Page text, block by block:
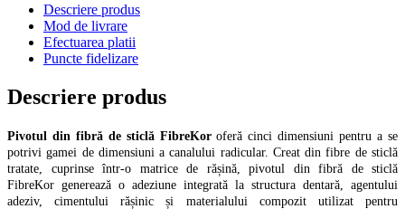
Descriere produs
Mod de livrare
Efectuarea platii
Puncte fidelizare
Descriere produs
Pivotul din fibră de sticlă FibreKoroferă cinci dimensiuni pentru a se
potrivi gamei de dimensiuni a canalului radicular. Creat din fibre de sticlă
tratate, cuprinse într-o matrice de rășină, pivotul din fibră de sticlă
FibreKor generează o adeziune integrată la structura dentară, agentului
adeziv, cimentului rășinic și materialului compozit utilizat pentru